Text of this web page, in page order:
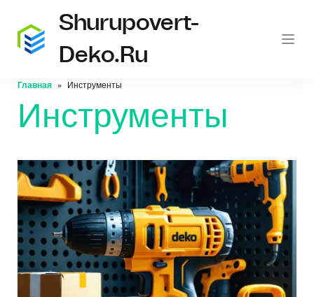
Shurupovert-
Deko.ru
Главная Инструменты
Инструменты